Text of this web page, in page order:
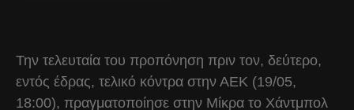
Την τελευταία του προπόνηση πριν τον, δεύτερο,
εντός έδρας, τελικό κόντρα στην ΑΕΚ (19/05,
18:00), πραγματοποίησε στην Μίκρα το Χάντμπολ